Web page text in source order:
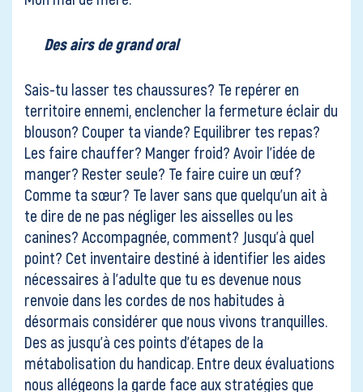
Des airs de grand oral
Sais-tu lasser tes chaussures? Te repérer en
territoire ennemi, enclencher la fermeture éclair du
blouson? Couper ta viande? Equilibrer tes repas?
Les faire chauffer? Manger froid? Avoir l’idée de
manger? Rester seule? Te faire cuire un œuf?
Comme ta sœur? Te laver sans que quelqu’un ait à
te dire de ne pas négliger les aisselles ou les
canines? Accompagnée, comment? Jusqu’à quel
point? Cet inventaire destiné à identifier les aides
nécessaires à l’adulte que tu es devenue nous
renvoie dans les cordes de nos habitudes à
désormais considérer que nous vivons tranquilles.
Des as jusqu’à ces points d’étapes de la
métabolisation du handicap. Entre deux évaluations
nous allégeons la garde face aux stratégies que